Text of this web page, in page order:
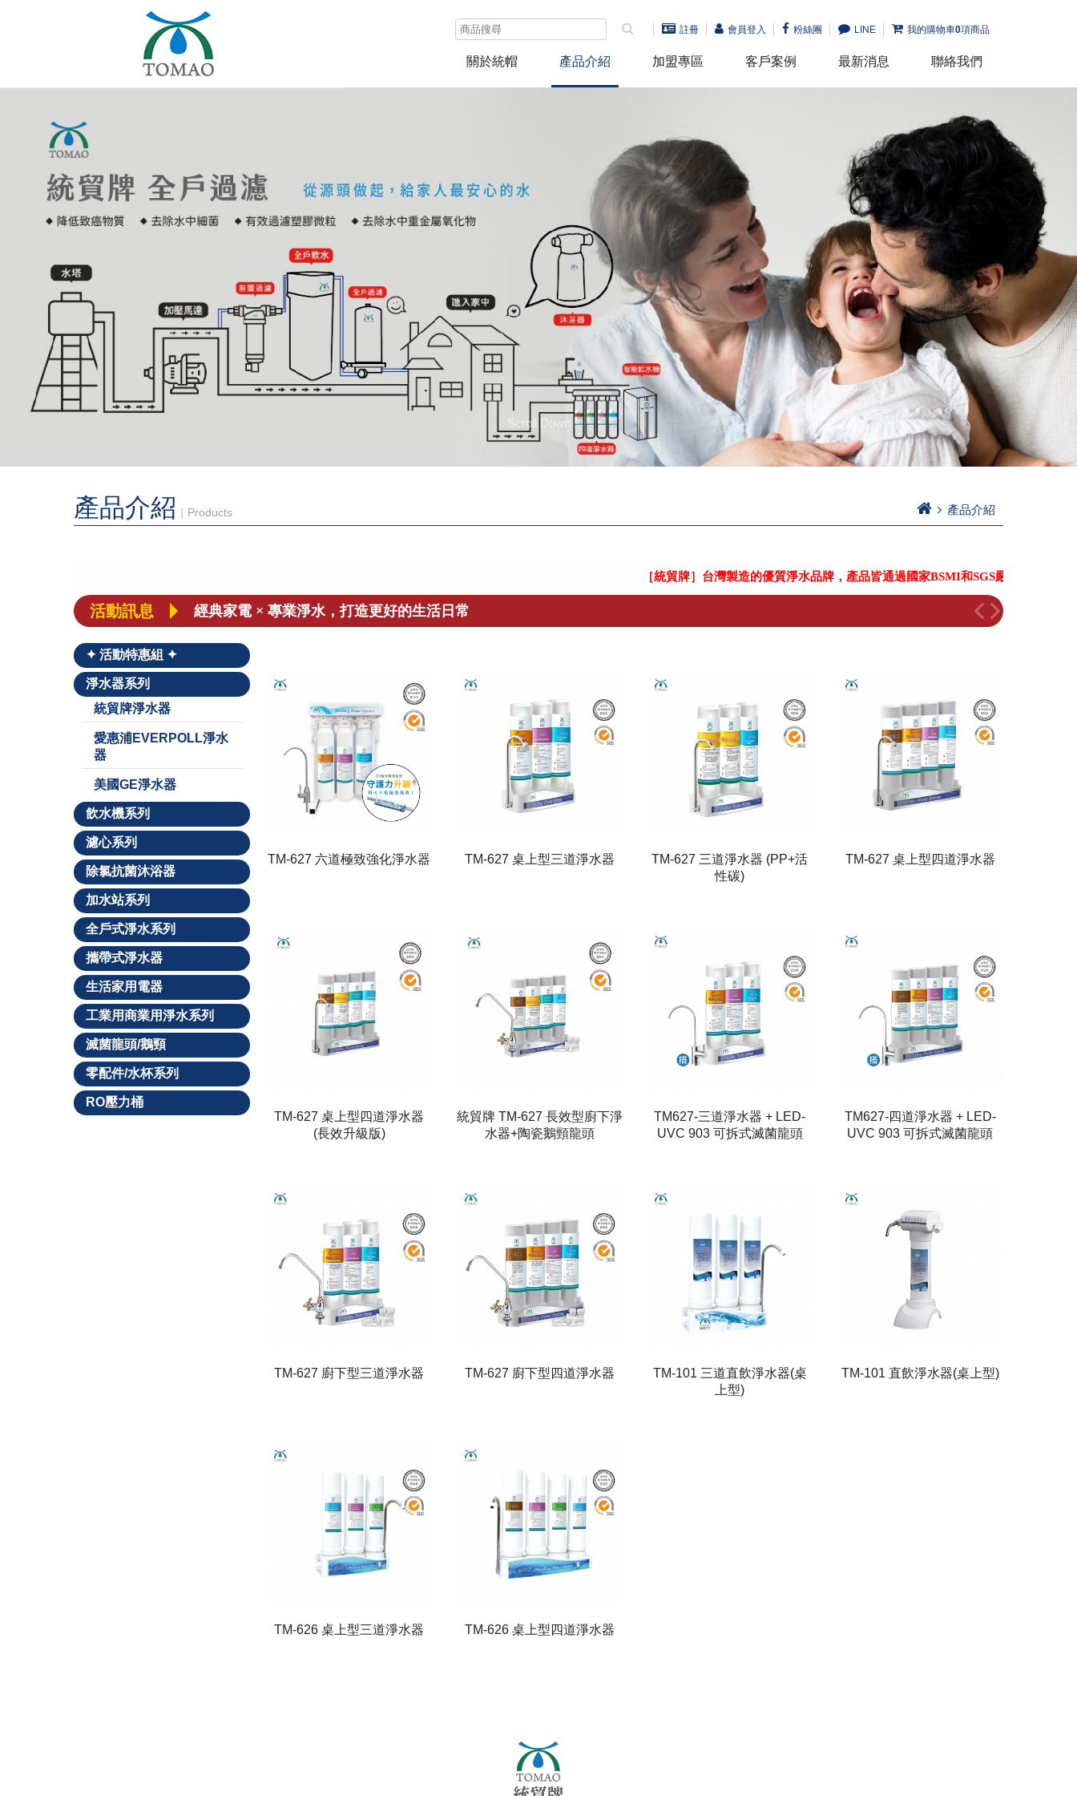
註冊 會員登入 粉絲團 LINE 我的購物車0項商品
關於統帽 產品介紹 加盟專區 客戶案例 最新消息 聯絡我們
Scroll Down
產品介紹 ｜Products 產品介紹
［統貿牌］台灣製造的優質淨水品牌，產品皆通過國家BSMI和SGS嚴格認證！－點我詳
活動訊息 經典家電 × 專業淨水，打造更好的生活日常
✦ 活動特惠組 ✦
淨水器系列
統貿牌淨水器
愛惠浦EVERPOLL淨水
器
美國GE淨水器
飲水機系列
濾心系列
除氯抗菌沐浴器
加水站系列
全戶式淨水系列
攜帶式淨水器
生活家用電器
工業用商業用淨水系列
滅菌龍頭/鵝頸
零配件/水杯系列
RO壓力桶
TM-627 六道極致強化淨水器 TM-627 桌上型三道淨水器
TM-627 三道淨水器 (PP+活
性碳)
TM-627 桌上型四道淨水器
TM-627 桌上型四道淨水器
(長效升級版)
統貿牌 TM-627 長效型廚下淨
水器+陶瓷鵝頸龍頭
TM627-三道淨水器 + LED-
UVC 903 可拆式滅菌龍頭
TM627-四道淨水器 + LED-
UVC 903 可拆式滅菌龍頭
TM-627 廚下型三道淨水器 TM-627 廚下型四道淨水器
TM-101 三道直飲淨水器(桌
上型)
TM-101 直飲淨水器(桌上型)
TM-626 桌上型三道淨水器 TM-626 桌上型四道淨水器